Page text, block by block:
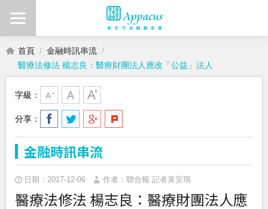
首頁
金融時訊串流
醫療法修法 楊志良：醫療財團法人應改「公益」法人
字級：
分享：
金融時訊串流
日期：2017-12-06 作者：聯合報 記者黃安琪
醫療法修法 楊志良：醫療財團法人應